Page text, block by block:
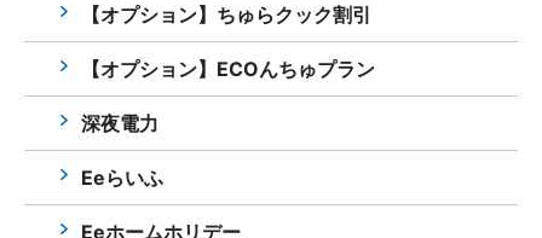
【オプション】ちゅらクック割引
【オプション】ECOんちゅプラン
深夜電力
Eeらいふ
Eeホームホリデー